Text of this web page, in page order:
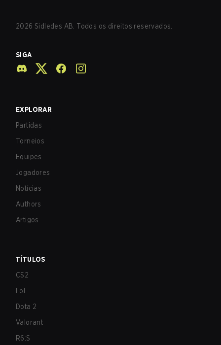
2026 Sidledes AB. Todos os direitos reservados.
SIGA
EXPLORAR
Partidas
Torneios
Equipes
Jogadores
Notícias
Authors
Artigos
TÍTULOS
CS2
LoL
Dota 2
Valorant
R6:S